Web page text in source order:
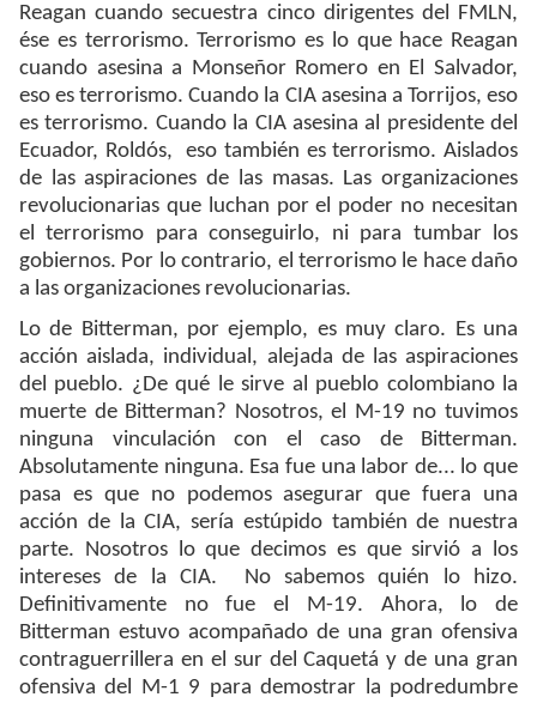
Reagan cuando secuestra cinco dirigentes del FMLN,
ése es terrorismo. Terrorismo es lo que hace Reagan
cuando asesina a Monseñor Romero en El Salvador,
eso es terrorismo. Cuando la CIA asesina a Torrijos, eso
es terrorismo. Cuando la CIA asesina al presidente del
Ecuador, Roldós, eso también es terrorismo. Aislados
de las aspiraciones de las masas. Las organizaciones
revolucionarias que luchan por el poder no necesitan
el terrorismo para conseguirlo, ni para tumbar los
gobiernos. Por lo contrario, el terrorismo le hace daño
a las organizaciones revolucionarias.
Lo de Bitterman, por ejemplo, es muy claro. Es una
acción aislada, individual, alejada de las aspiraciones
del pueblo. ¿De qué le sirve al pueblo colombiano la
muerte de Bitterman? Nosotros, el M-19 no tuvimos
ninguna vinculación con el caso de Bitterman.
Absolutamente ninguna. Esa fue una labor de... lo que
pasa es que no podemos asegurar que fuera una
acción de la CIA, sería estúpido también de nuestra
parte. Nosotros lo que decimos es que sirvió a los
intereses de la CIA. No sabemos quién lo hizo.
Definitivamente no fue el M-19. Ahora, lo de
Bitterman estuvo acompañado de una gran ofensiva
contraguerrillera en el sur del Caquetá y de una gran
ofensiva del M-1 9 para demostrar la podredumbre